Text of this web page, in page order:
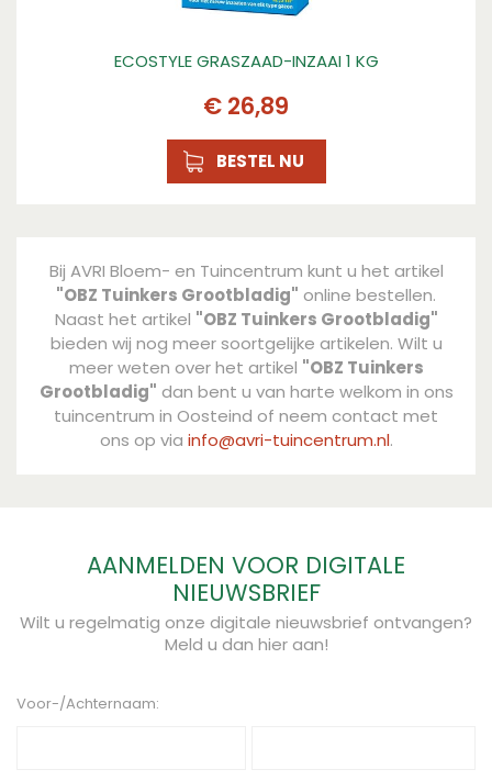
ECOSTYLE GRASZAAD-INZAAI 1 KG
€ 26,89
BESTEL NU
Bij AVRI Bloem- en Tuincentrum kunt u het artikel
"OBZ Tuinkers Grootbladig" online bestellen.
Naast het artikel "OBZ Tuinkers Grootbladig"
bieden wij nog meer soortgelijke artikelen. Wilt u
meer weten over het artikel "OBZ Tuinkers
Grootbladig" dan bent u van harte welkom in ons
tuincentrum in Oosteind of neem contact met
ons op via info@avri-tuincentrum.nl.
AANMELDEN VOOR DIGITALE
NIEUWSBRIEF
Wilt u regelmatig onze digitale nieuwsbrief ontvangen?
Meld u dan hier aan!
Voor-/Achternaam: